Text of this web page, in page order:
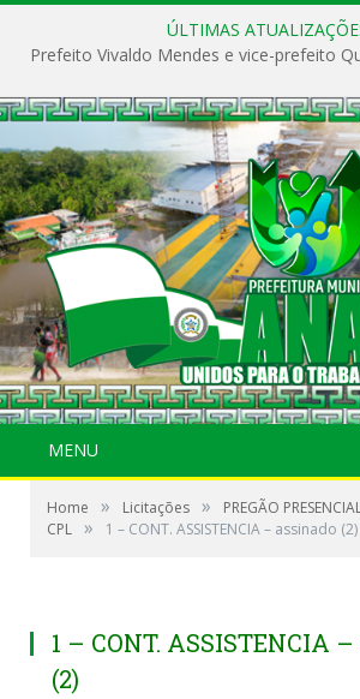
ÚLTIMAS
MENU
Home » Licitações »
PREGÃO
CPL » 1 – CONT. ASSISTENCIA – assinado (2)
1 – CONT. ASSISTENCIA
(2)